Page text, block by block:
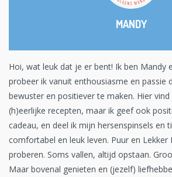
MANDY
Hoi, wat leuk dat je er bent! Ik ben Mandy
probeer ik vanuit enthousiasme en passie
bewuster en positiever te maken. Hier
(h)eerlijke recepten, maar ik geef ook
cadeau, en deel ik mijn hersenspinsels en
comfortabel en leuk leven. Puur en Lekker
proberen. Soms vallen, altijd opstaan.
Maar bovenal genieten en (jezelf)